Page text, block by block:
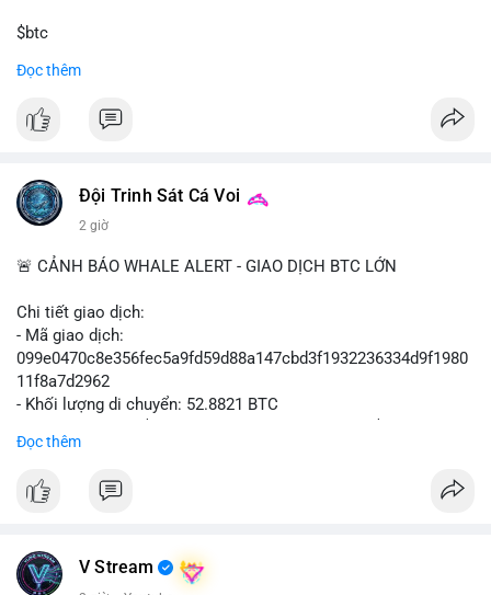
$btc
#vlikevn
📰 Nguồn: Cointelegraph
Đọc thêm
Đội Trinh Sát Cá Voi
2 giờ
🚨 CẢNH BÁO WHALE ALERT - GIAO DỊCH BTC LỚN
Chi tiết giao dịch:
- Mã giao dịch:
099e0470c8e356fec5a9fd59d88a147cbd3f1932236334d9f1980
11f8a7d2962
- Khối lượng di chuyển: 52.8821 BTC
USD)
chuyển trong một giao dịch duy nhất, cho thấy chủ sở hữu là tổ
chức hoặc cá nhân sở hữu tài sản lớn. Hành vi này diễn ra
Đọc thêm
V Stream